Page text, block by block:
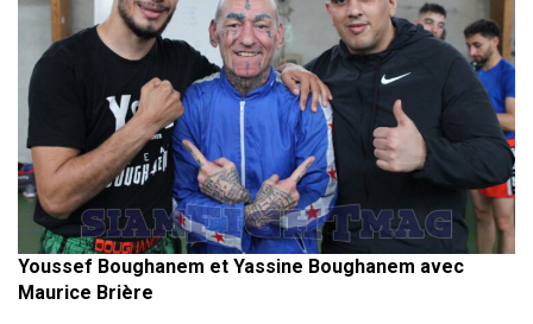
Youssef Boughanem et Yassine Boughanem avec
Maurice Brière